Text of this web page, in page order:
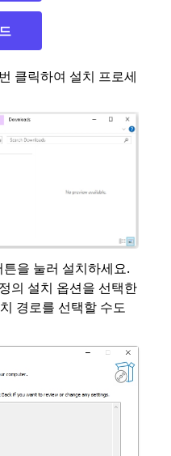
클릭하여 설치 프로세
을 눌러 설치하세요.
의 설치 옵션을 선택한
경로를 선택할 수도